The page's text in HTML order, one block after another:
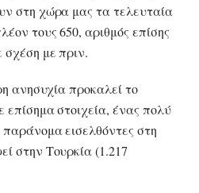
στη χώρα μας τα τελευταία
τους 650, αριθμός επίσης
με πριν.
ανησυχία προκαλεί το
στοιχεία, ένας πολύ
παράνομα εισελθόντες στη
στην Τουρκία (1.217